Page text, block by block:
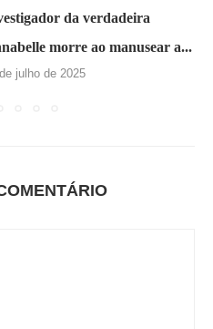
da verdadeira
morre ao manusear a...
julho de 2025